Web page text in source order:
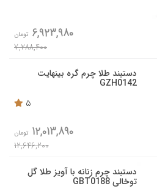
6,923,980 تومان
7,288,400
دستبند طلا چرم گره بینهایت
GZH0142
5
12,013,890 تومان
12,646,200
دستبند چرم زنانه با آویز طلا گل
توخالی GBT0188